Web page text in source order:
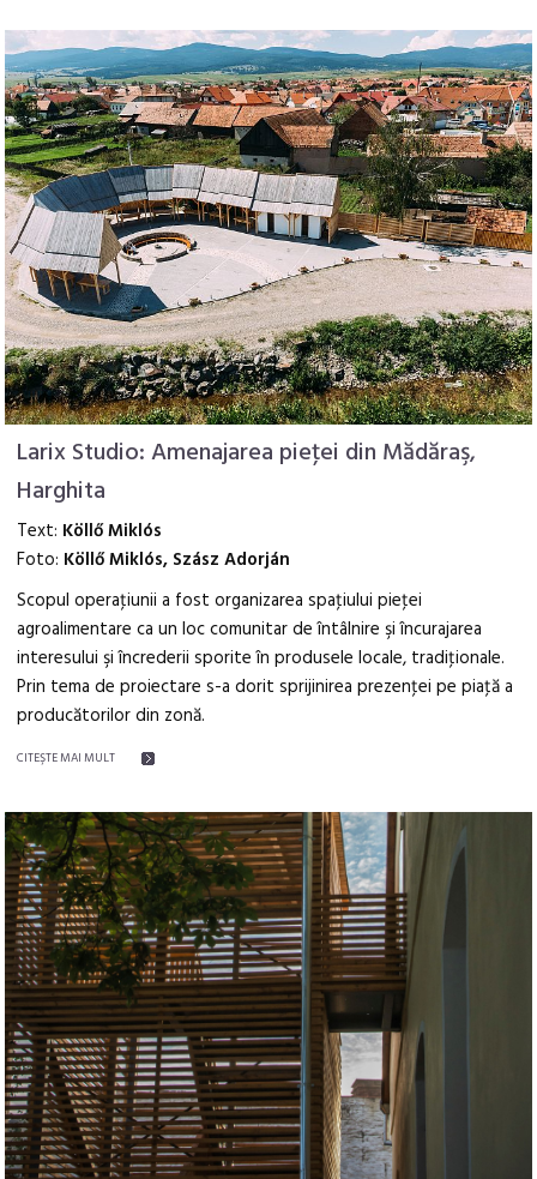
Larix Studio: Amenajarea pieţei din Mădăraş,
Harghita
Text: Köllő Miklós
Foto: Köllő Miklós, Szász Adorján
Scopul operaţiunii a fost organizarea spaţiului pieţei
agroalimentare ca un loc comunitar de întâlnire şi încurajarea
interesului şi încrederii sporite în produsele locale, tradiţionale.
Prin tema de proiectare s-a dorit sprijinirea prezenţei pe piaţă a
producătorilor din zonă.
CITEŞTE MAI MULT